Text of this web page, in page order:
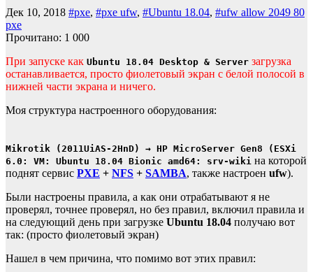
Дек 10, 2018 #pxe, #pxe ufw, #Ubuntu 18.04, #ufw allow 2049 80
pxe
Прочитано: 1 000
При запуске как Ubuntu 18.04 Desktop & Server загрузка
останавливается, просто фиолетовый экран с белой полосой в
нижней части экрана и ничего.
Моя структура настроенного оборудования:
Mikrotik (2011UiAS-2HnD) → HP MicroServer Gen8 (ESXi
6.0: VM: Ubuntu 18.04 Bionic amd64: srv-wiki на которой
поднят сервис PXE + NFS + SAMBA, также настроен ufw).
Были настроены правила, а как они отрабатывают я не
проверял, точнее проверял, но без правил, включил правила и
на следующий день при загрузке Ubuntu 18.04 получаю вот
так: (просто фиолетовый экран)
Нашел в чем причина, что помимо вот этих правил: